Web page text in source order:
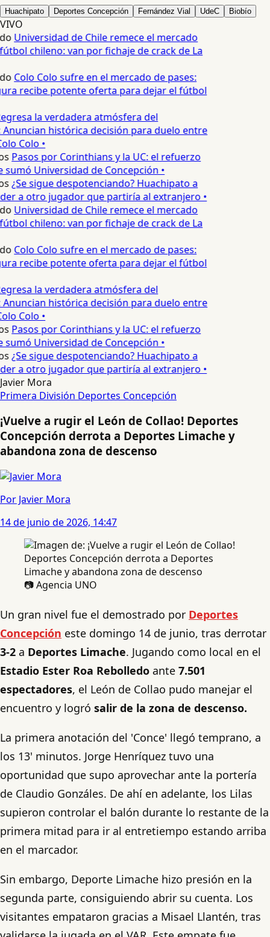
Huachipato Deportes Concepción Fernández Vial UdeC Biobío
VIVO
Universidad de Chile remece el mercado
chileno: van por fichaje de crack de La
Colo Colo sufre en el mercado de pases:
recibe potente oferta para dejar el fútbol
la verdadera atmósfera del
histórica decisión para duelo entre
Colo •
Pasos por Corinthians y la UC: el refuerzo
Universidad de Concepción •
¿Se sigue despotenciando? Huachipato a
a otro jugador que partiría al extranjero •
Universidad de Chile remece el mercado
chileno: van por fichaje de crack de La
Colo Colo sufre en el mercado de pases:
recibe potente oferta para dejar el fútbol
la verdadera atmósfera del
histórica decisión para duelo entre
Colo •
Pasos por Corinthians y la UC: el refuerzo
Universidad de Concepción •
¿Se sigue despotenciando? Huachipato a
a otro jugador que partiría al extranjero •
Javier Mora
Primera División Deportes Concepción
¡Vuelve a rugir el León de Collao! Deportes
Concepción derrota a Deportes Limache y
abandona zona de descenso
Por Javier Mora
14 de junio de 2026, 14:47
📷 Agencia UNO
Un gran nivel fue el demostrado por Deportes
Concepción este domingo 14 de junio, tras derrotar
3-2 a Deportes Limache. Jugando como local en el
Estadio Ester Roa Rebolledo ante 7.501
espectadores, el León de Collao pudo manejar el
encuentro y logró salir de la zona de descenso.
La primera anotación del 'Conce' llegó temprano, a
los 13' minutos. Jorge Henríquez tuvo una
oportunidad que supo aprovechar ante la portería
de Claudio Gonzáles. De ahí en adelante, los Lilas
supieron controlar el balón durante lo restante de la
primera mitad para ir al entretiempo estando arriba
en el marcador.
Sin embargo, Deporte Limache hizo presión en la
segunda parte, consiguiendo abrir su cuenta. Los
visitantes empataron gracias a Misael Llantén, tras